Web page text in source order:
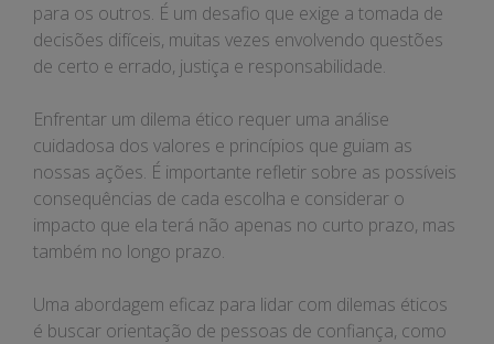
para os outros. É um desafio que exige a tomada de
decisões difíceis, muitas vezes envolvendo questões
de certo e errado, justiça e responsabilidade.
Enfrentar um dilema ético requer uma análise
cuidadosa dos valores e princípios que guiam as
nossas ações. É importante refletir sobre as possíveis
consequências de cada escolha e considerar o
impacto que ela terá não apenas no curto prazo, mas
também no longo prazo.
Uma abordagem eficaz para lidar com dilemas éticos
é buscar orientação de pessoas de confiança, como